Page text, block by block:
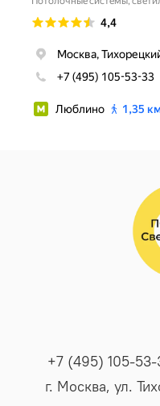
+7 (495) 105-53-
г. Москва, ул.